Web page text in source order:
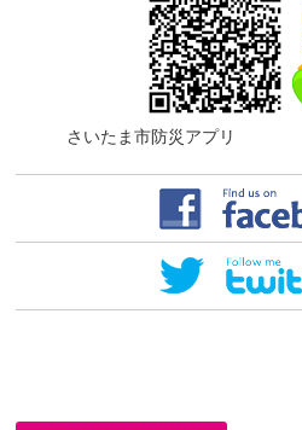
さいたま市防災アプリ